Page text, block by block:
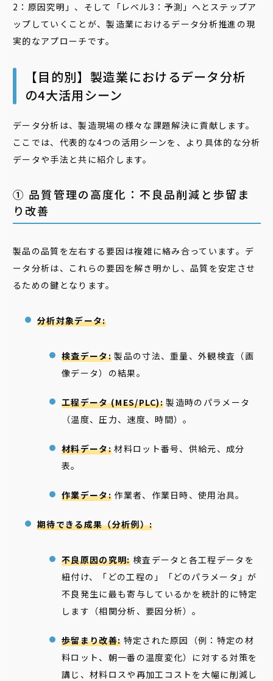
2：原因究明」、そして「レベル3：予測」へとステップア
ップしていくことが、製造業におけるデータ分析推進の現
実的なアプローチです。
【目的別】製造業におけるデータ分析
の4大活用シーン
データ分析は、製造現場の様々な課題解決に貢献します。
ここでは、代表的な4つの活用シーンを、より具体的な分析
データや手法と共に紹介します。
① 品質管理の高度化：不良品削減と歩留ま
り改善
製品の品質を左右する要因は複雑に絡み合っています。デ
ータ分析は、これらの要因を解き明かし、品質を安定させ
るための鍵となります。
分析対象データ:
検査データ:製品の寸法、重量、外観検査（画
像データ）の結果。
工程データ (MES/PLC): 製造時のパラメータ
（温度、圧力、速度、時間）。
材料データ:材料ロット番号、供給元、成分
表。
作業データ:作業者、作業日時、使用治具。
期待できる成果（分析例）:
不良原因の究明:検査データと各工程データを
紐付け、「どの工程の」「どのパラメータ」が
不良発生に最も寄与しているかを統計的に特定
します（相関分析、要因分析）。
歩留まり改善: 特定された原因（例：特定の材
料ロット、朝一番の温度変化）に対する対策を
講じ、材料ロスや再加工コストを大幅に削減し